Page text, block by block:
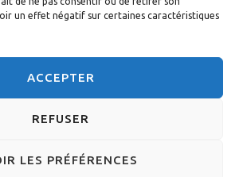
un effet négatif sur certaines caractéristiques
ACCEPTER
REFUSER
LES PRÉFÉRENCES
DE STRASBOURG - CONCEPTION :